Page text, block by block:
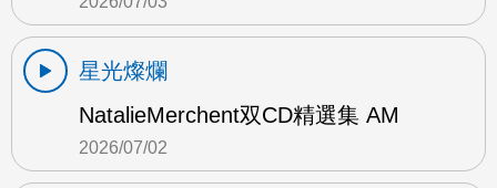
星光燦爛
NatalieMerchent双CD精選集 AM
2026/07/02